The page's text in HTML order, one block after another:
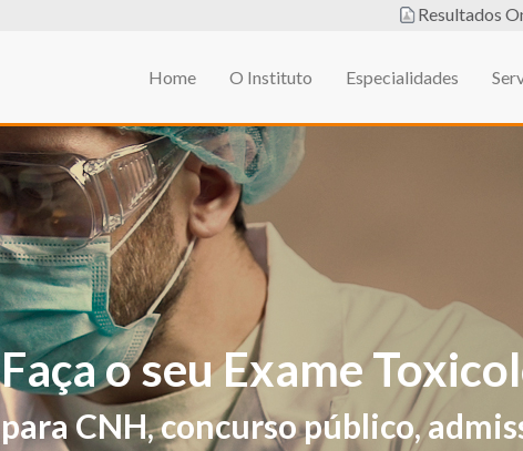
Resultados
Home O Instituto Especialidades
tem
DE EDUCAÇÃO